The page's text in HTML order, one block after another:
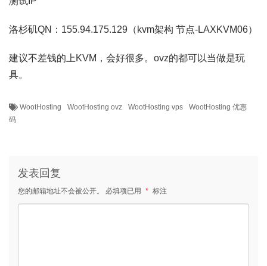
洛杉矶QN：155.94.175.129（kvm架构 节点-LAXKVM06）
建议不差钱的上KVM，会好很多。ovz的都可以当做是玩
具。
WootHosting WootHosting ovz WootHosting vps
WootHosting 优惠
码
发表回复
您的邮箱地址不会被公开。 必填项已用 * 标注